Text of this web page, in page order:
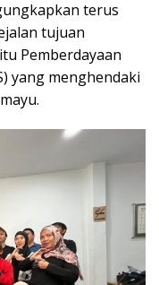
terus
tujuan
Pemberdayaan
yang menghendaki